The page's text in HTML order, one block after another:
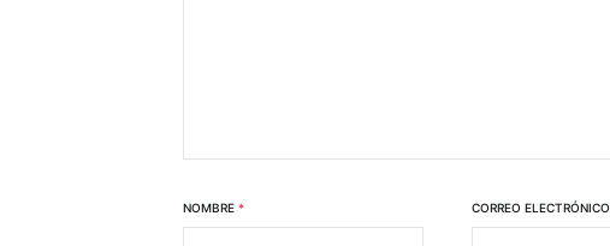
NOMBRE * CORREO ELECTRÓNICO